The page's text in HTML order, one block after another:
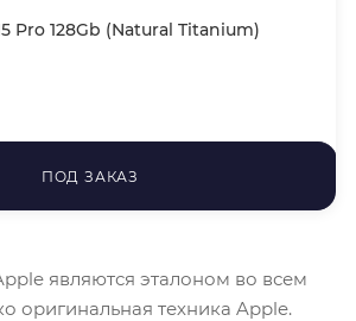
Pro 128Gb (Natural Titanium)
ПОД ЗАКАЗ
являются эталоном во всем
оригинальная техника Apple.